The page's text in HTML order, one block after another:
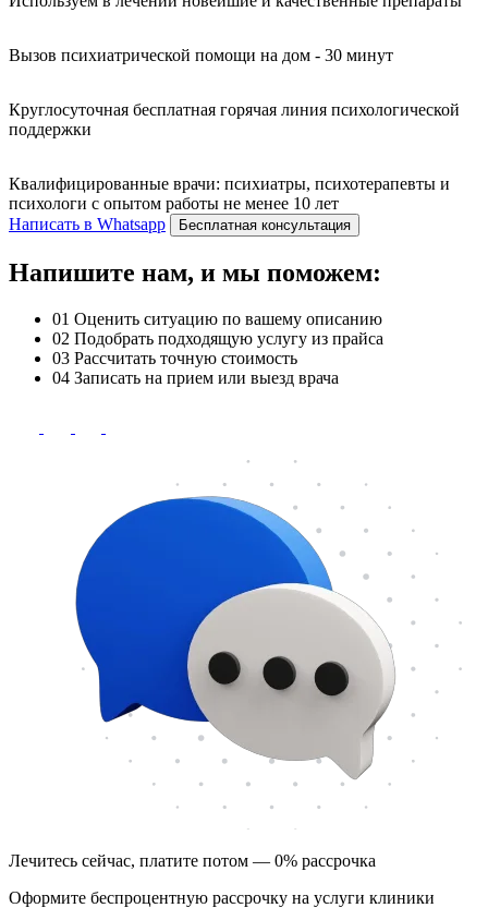
Вызов психиатрической помощи на дом - 30 минут
Круглосуточная бесплатная горячая линия психологической
поддержки
Квалифицированные врачи: психиатры, психотерапевты и
психологи с опытом работы не менее 10 лет
Написать в Whatsapp
Бесплатная консультация
Напишите нам, и мы поможем:
01 Оценить ситуацию по вашему описанию
02 Подобрать подходящую услугу из прайса
03 Рассчитать точную стоимость
04 Записать на прием или выезд врача
Лечитесь сейчас, платите потом — 0% рассрочка
Оформите беспроцентную рассрочку на услуги клиники